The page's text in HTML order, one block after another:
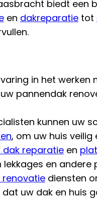
biedt een
en dakreparatie tot
in het
pannendak
kunnen uw
, om uw huis
dak reparatie en
en andere
diensten
uw dak en huis